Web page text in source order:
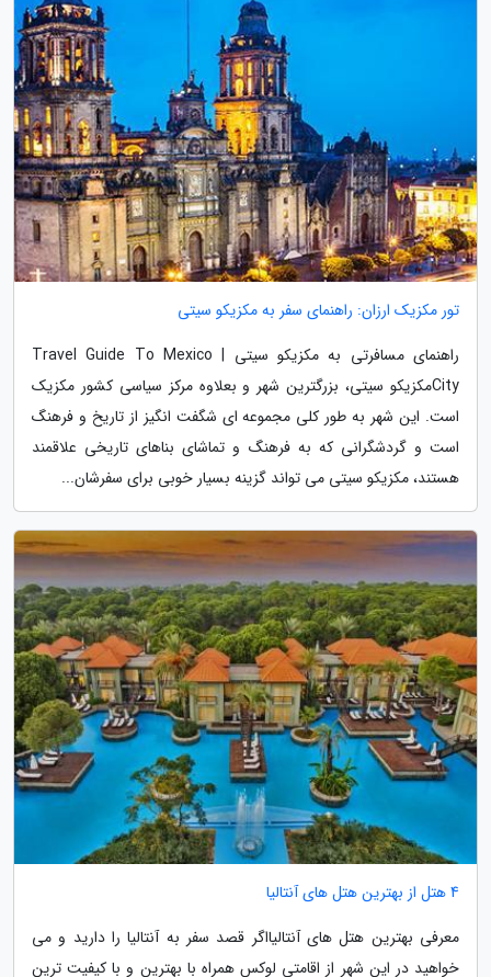
تور مکزیک ارزان: راهنمای سفر به مکزیکو سیتی
راهنمای مسافرتی به مکزیکو سیتی | Travel Guide To Mexico
Cityمکزیکو سیتی، بزرگترین شهر و بعلاوه مرکز سیاسی کشور مکزیک
است. این شهر به طور کلی مجموعه ای شگفت انگیز از تاریخ و فرهنگ
است و گردشگرانی که به فرهنگ و تماشای بناهای تاریخی علاقمند
هستند، مکزیکو سیتی می تواند گزینه بسیار خوبی برای سفرشان...
4 هتل از بهترین هتل های آنتالیا
معرفی بهترین هتل های آنتالیااگر قصد سفر به آنتالیا را دارید و می
خواهید در این شهر از اقامتی لوکس همراه با بهترین و با کیفیت ترین